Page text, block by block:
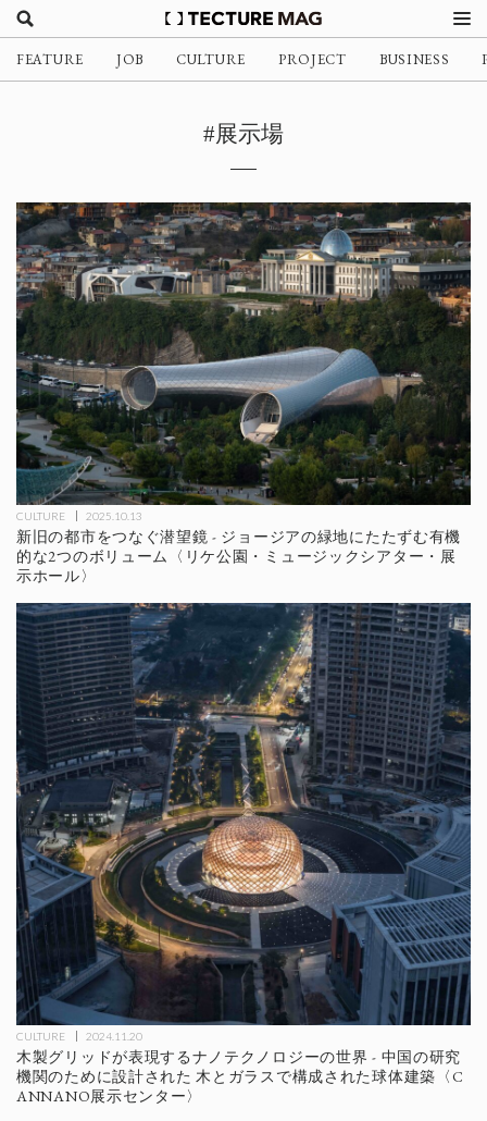
FEATURE JOB CULTURE PROJECT BUSINESS
#展示場
CULTURE 2025.10.13
新旧の都市をつなぐ潜望鏡 - ジョージアの緑地にたたずむ有機
的な2つのボリューム〈リケ公園・ミュージックシアター・展
示ホール〉
CULTURE 2024.11.20
木製グリッドが表現するナノテクノロジーの世界 - 中国の研究
機関のために設計された 木とガラスで構成された球体建築〈C
ANNANO展示センター〉